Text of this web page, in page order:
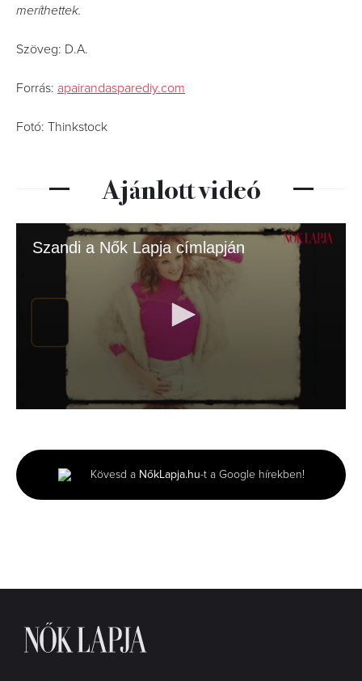
meríthettek.
Szöveg: D.A.
Forrás: apairandasparediy.com
Fotó: Thinkstock
Ajánlott videó
Szandi a Nők Lapja címlapján
minutes,
55
seconds
Kövesd a NőkLapja.hu-t a Google hírekben!